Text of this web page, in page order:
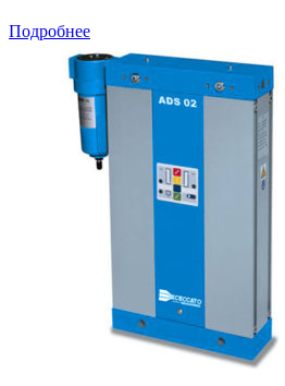
Подробнее